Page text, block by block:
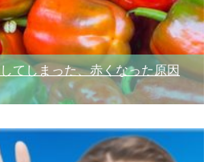
てしまった、赤くなった原因